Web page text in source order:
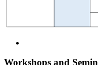
Workshops and